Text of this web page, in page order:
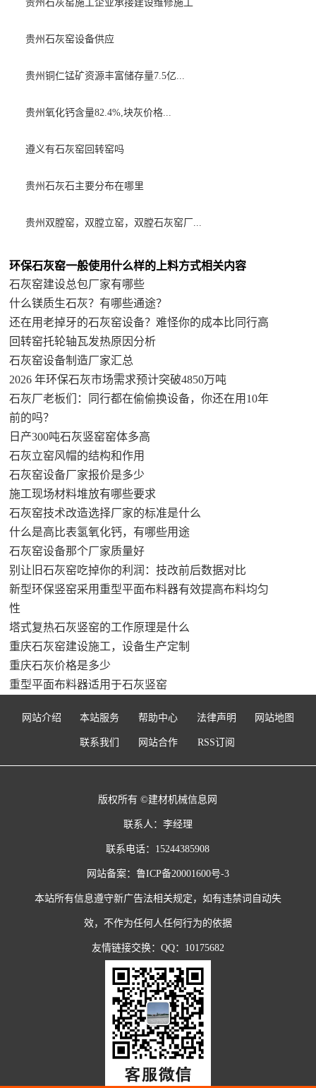
贵州石灰窑施工企业承接建设维修施工
贵州石灰窑设备供应
贵州铜仁锰矿资源丰富储存量7.5亿...
贵州氧化钙含量82.4%,块灰价格...
遵义有石灰窑回转窑吗
贵州石灰石主要分布在哪里
贵州双膛窑，双膛立窑，双膛石灰窑厂...
环保石灰窑一般使用什么样的上料方式相关内容
石灰窑建设总包厂家有哪些
什么镁质生石灰？有哪些通途？
还在用老掉牙的石灰窑设备？难怪你的成本比同行高
回转窑托轮轴瓦发热原因分析
石灰窑设备制造厂家汇总
2026 年环保石灰市场需求预计突破4850万吨
石灰厂老板们：同行都在偷偷换设备，你还在用10年
前的吗？
日产300吨石灰竖窑窑体多高
石灰立窑风帽的结构和作用
石灰窑设备厂家报价是多少
施工现场材料堆放有哪些要求
石灰窑技术改造选择厂家的标准是什么
什么是高比表氢氧化钙，有哪些用途
石灰窑设备那个厂家质量好
别让旧石灰窑吃掉你的利润：技改前后数据对比
新型环保竖窑采用重型平面布料器有效提高布料均匀
性
塔式复热石灰竖窑的工作原理是什么
重庆石灰窑建设施工，设备生产定制
重庆石灰价格是多少
重型平面布料器适用于石灰竖窑
网站介绍 本站服务 帮助中心 法律声明 网站地图
联系我们 网站合作 RSS订阅
版权所有 ©建材机械信息网
联系人：李经理
联系电话：15244385908
网站备案： 鲁ICP备20001600号-3
本站所有信息遵守新广告法相关规定，如有违禁词自动失
效，不作为任何人任何行为的依据
友情链接交换：QQ：10175682